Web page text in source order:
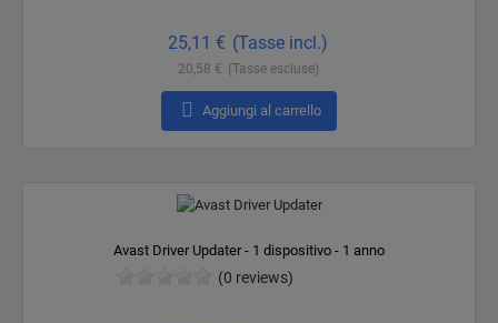
25,11 € (Tasse incl.)
20,58 € (Tasse escluse)
 Aggiungi al carrello
Avast Driver Updater - 1 dispositivo - 1 anno
(0 reviews)